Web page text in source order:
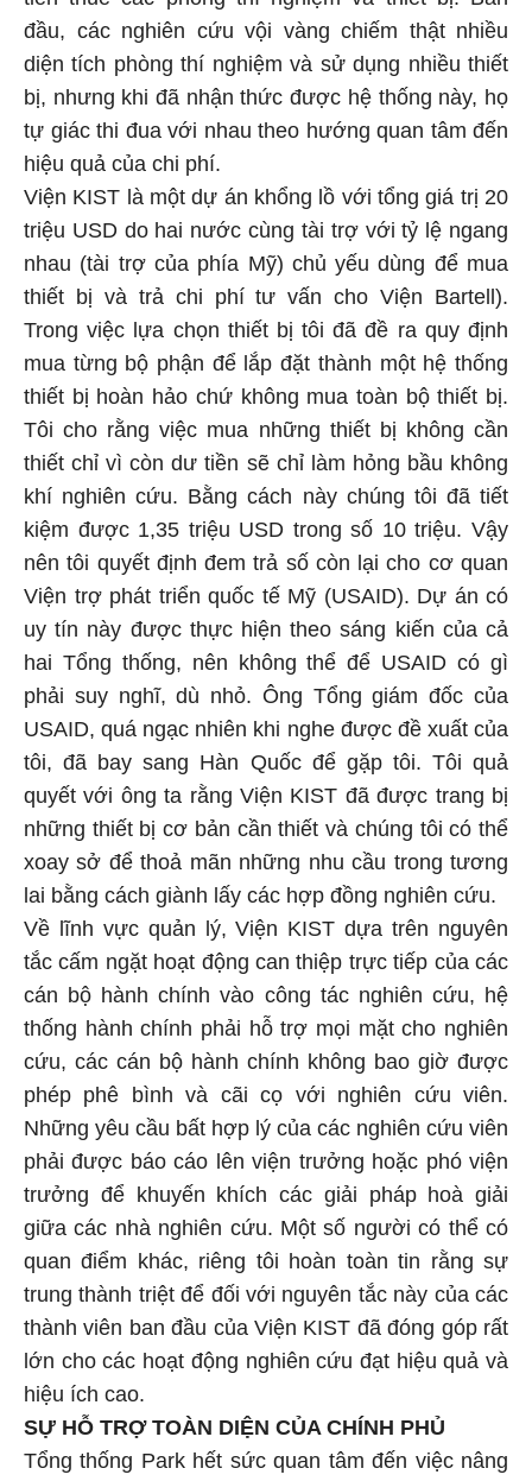
đầu, các nghiên cứu vội vàng chiếm thật nhiều
diện tích phòng thí nghiệm và sử dụng nhiều thiết
bị, nhưng khi đã nhận thức được hệ thống này, họ
tự giác thi đua với nhau theo hướng quan tâm đến
hiệu quả của chi phí.
Viện KIST là một dự án khổng lồ với tổng giá trị 20
triệu USD do hai nước cùng tài trợ với tỷ lệ ngang
nhau (tài trợ của phía Mỹ) chủ yếu dùng để mua
thiết bị và trả chi phí tư vấn cho Viện Bartell).
Trong việc lựa chọn thiết bị tôi đã đề ra quy định
mua từng bộ phận để lắp đặt thành một hệ thống
thiết bị hoàn hảo chứ không mua toàn bộ thiết bị.
Tôi cho rằng việc mua những thiết bị không cần
thiết chỉ vì còn dư tiền sẽ chỉ làm hỏng bầu không
khí nghiên cứu. Bằng cách này chúng tôi đã tiết
kiệm được 1,35 triệu USD trong số 10 triệu. Vậy
nên tôi quyết định đem trả số còn lại cho cơ quan
Viện trợ phát triển quốc tế Mỹ (USAID). Dự án có
uy tín này được thực hiện theo sáng kiến của cả
hai Tổng thống, nên không thể để USAID có gì
phải suy nghĩ, dù nhỏ. Ông Tổng giám đốc của
USAID, quá ngạc nhiên khi nghe được đề xuất của
tôi, đã bay sang Hàn Quốc để gặp tôi. Tôi quả
quyết với ông ta rằng Viện KIST đã được trang bị
những thiết bị cơ bản cần thiết và chúng tôi có thể
xoay sở để thoả mãn những nhu cầu trong tương
lai bằng cách giành lấy các hợp đồng nghiên cứu.
Về lĩnh vực quản lý, Viện KIST dựa trên nguyên
tắc cấm ngặt hoạt động can thiệp trực tiếp của các
cán bộ hành chính vào công tác nghiên cứu, hệ
thống hành chính phải hỗ trợ mọi mặt cho nghiên
cứu, các cán bộ hành chính không bao giờ được
phép phê bình và cãi cọ với nghiên cứu viên.
Những yêu cầu bất hợp lý của các nghiên cứu viên
phải được báo cáo lên viện trưởng hoặc phó viện
trưởng để khuyến khích các giải pháp hoà giải
giữa các nhà nghiên cứu. Một số người có thể có
quan điểm khác, riêng tôi hoàn toàn tin rằng sự
trung thành triệt để đối với nguyên tắc này của các
thành viên ban đầu của Viện KIST đã đóng góp rất
lớn cho các hoạt động nghiên cứu đạt hiệu quả và
hiệu ích cao.
SỰ HỖ TRỢ TOÀN DIỆN CỦA CHÍNH PHỦ
Tổng thống Park hết sức quan tâm đến việc nâng